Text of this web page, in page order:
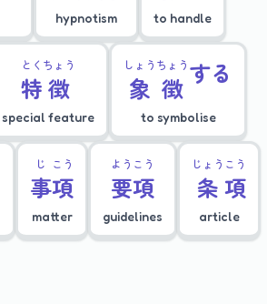
hypnotism to handle
特
とく
徴
ちょう
special feature
象
しょう
徴
ちょう する
to symbolise
事
じ
項
こう
matter
要
よう
項
こう
guidelines
条
じょう
項
こう
article